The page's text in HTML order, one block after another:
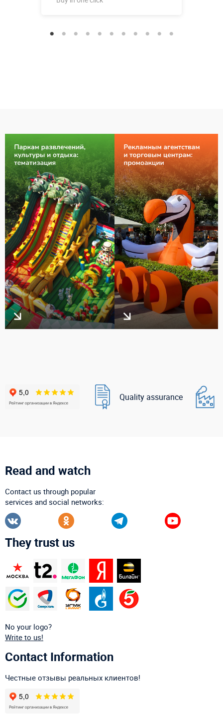
Quality assurance
Read and watch
Contact us through popular
services and social networks:
They trust us
No your logo?
Write to us!
Contact Information
Честные отзывы реальных клиентов!